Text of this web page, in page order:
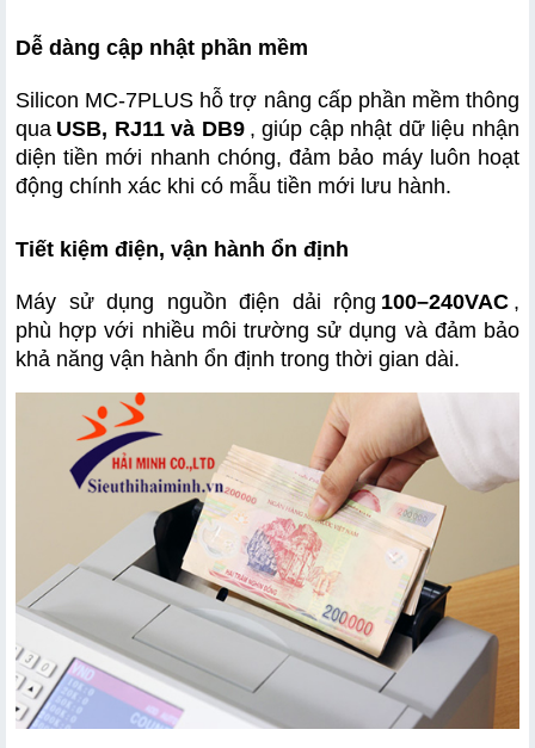
Dễ dàng cập nhật phần mềm
Silicon MC-7PLUS hỗ trợ nâng cấp phần mềm thông
qua USB, RJ11 và DB9 , giúp cập nhật dữ liệu nhận
diện tiền mới nhanh chóng, đảm bảo máy luôn hoạt
động chính xác khi có mẫu tiền mới lưu hành.
Tiết kiệm điện, vận hành ổn định
Máy sử dụng nguồn điện dải rộng 100–240VAC ,
phù hợp với nhiều môi trường sử dụng và đảm bảo
khả năng vận hành ổn định trong thời gian dài.